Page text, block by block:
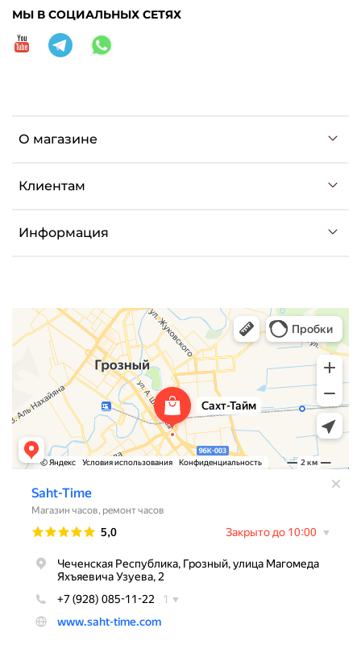
О магазине
Клиентам
Информация
МЫ В СОЦИАЛЬНЫХ СЕТЯХ